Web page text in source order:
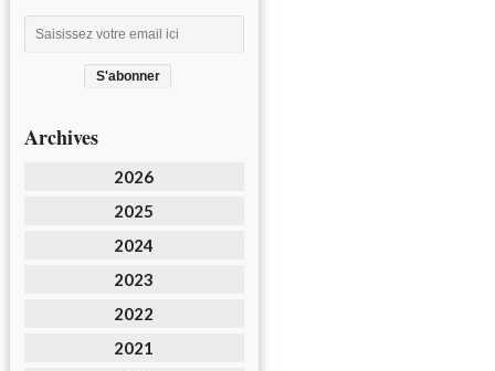
Archives
2026
2025
2024
2023
2022
2021